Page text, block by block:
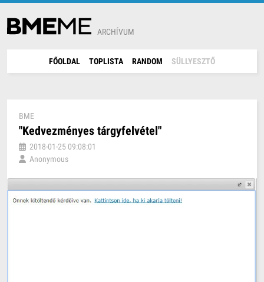
ARCHÍVUM
FŐOLDAL TOPLISTA RANDOM SÜLLYESZTŐ
BME
"Kedvezményes tárgyfelvétel"
2018-01-25 09:08:01
Anonymous